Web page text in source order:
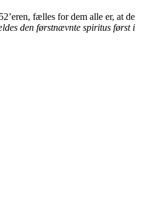
fælles for dem alle er, at de
den førstnævnte spiritus først i